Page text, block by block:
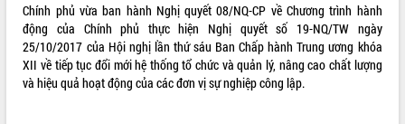
SỞ, BAN, NGÀNH
UBND CÁC XÃ, PHƯỜNG
Chính phủ vừa ban hành Nghị quyết08/NQ-CP về Chương trình hành
động của Chính phủ thực hiện Nghị quyết số 19-NQ/TW ngày
25/10/2017 của Hội nghị lần thứ sáu Ban Chấp hành Trung ương khóa
XII về tiếp tục đổi mới hệ thống tổ chức và quản lý, nâng cao chất lượng
và hiệu quả hoạt động của các đơn vị sự nghiệp công lập.